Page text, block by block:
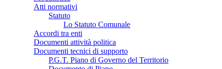
Atti normativi
Statuto
Lo Statuto Comunale
Accordi tra enti
Documenti attività politica
Documenti tecnici di supporto
P.G.T. Piano di Governo del Territorio